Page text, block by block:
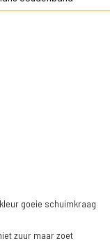
goeie schuimkraag
zuur maar zoet